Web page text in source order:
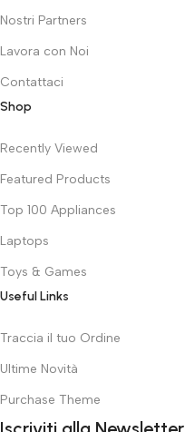
Nostri Partners
Lavora con Noi
Contattaci
Shop
Recently Viewed
Featured Products
Top 100 Appliances
Laptops
Toys & Games
Useful Links
Traccia il tuo Ordine
Ultime Novità
Purchase Theme